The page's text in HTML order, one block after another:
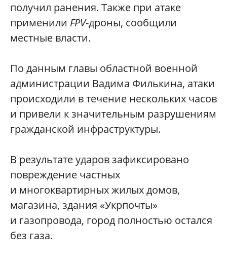
получил ранения. Также при атаке
применили FPV-дроны, сообщили
местные власти.
По данным главы областной военной
администрации Вадима Филькина, атаки
происходили в течение нескольких часов
и привели к значительным разрушениям
гражданской инфраструктуры.
В результате ударов зафиксировано
повреждение частных
и многоквартирных жилых домов,
магазина, здания «Укрпочты»
и газопровода, город полностью остался
без газа.